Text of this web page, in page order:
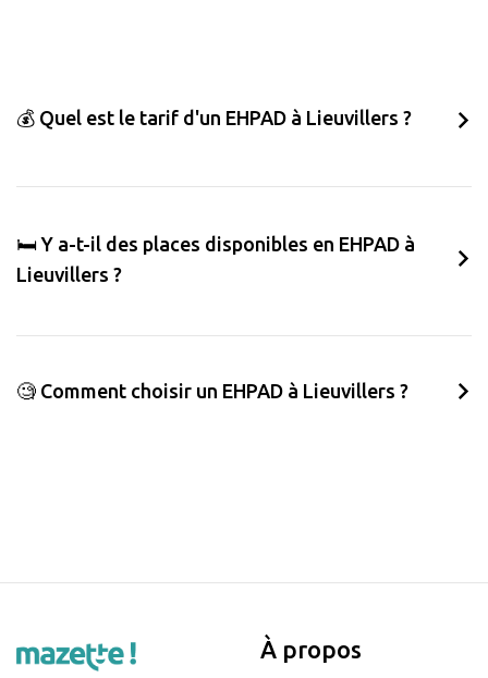
💰 Quel est le tarif d'un EHPAD à Lieuvillers ?
🛏️ Y a-t-il des places disponibles en EHPAD à
Lieuvillers ?
🧐 Comment choisir un EHPAD à Lieuvillers ?
À propos